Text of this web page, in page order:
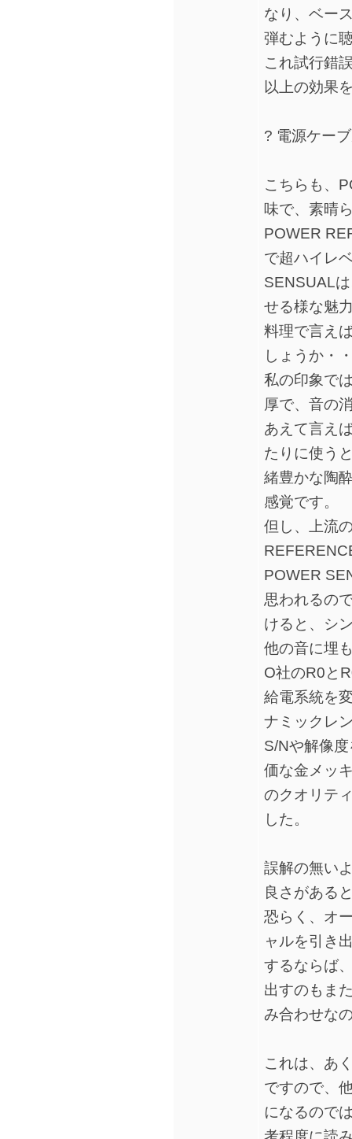
なり、ベー
弾むように
これ試行錯
以上の効果
? 電源ケー
こちらも、
味で、素晴
POWER
で超ハイレ
SENSUAL
せる様な魅
料理で言え
しょうか・
私の印象で
厚で、音の
あえて言え
たりに使う
緒豊かな陶
感覚です。
但し、上流
POWER
思われるの
けると、シ
他の音に埋
O社のR0と
給電系統を
ナミックレ
S/Nや解像
価な金メッ
のクオリテ
した。
誤解の無い
良さがある
恐らく、オ
ャルを引き
するならば
出すのもま
み合わせな
これは、あ
ですので、
になるので